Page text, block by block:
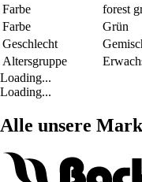
Farbe
forest
Farbe
Grün
Geschlecht
Altersgruppe
Loading...
Loading...
Alle unsere